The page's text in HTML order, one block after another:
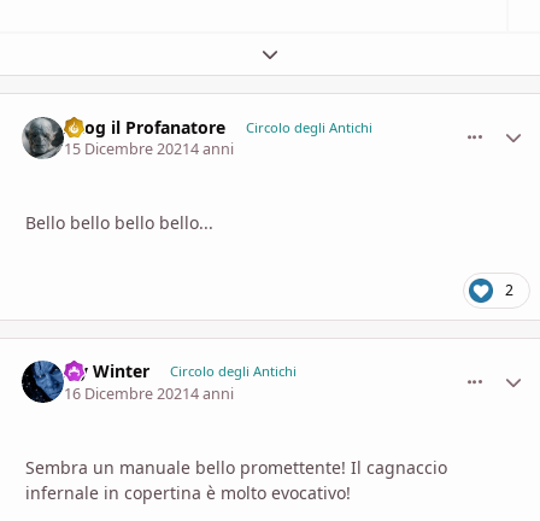
Espandi panoramica del topic
Azog il Profanatore Circolo degli Antichi
15 Dicembre 20214 anni
Bello bello bello bello...
2
Icy Winter Circolo degli Antichi
16 Dicembre 20214 anni
Sembra un manuale bello promettente! Il cagnaccio
infernale in copertina è molto evocativo!